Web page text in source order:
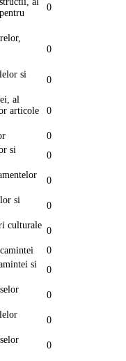
0
0
si
0
al
articole
0
0
si
0
0
si
0
culturale
0
0
si
0
0
0
0